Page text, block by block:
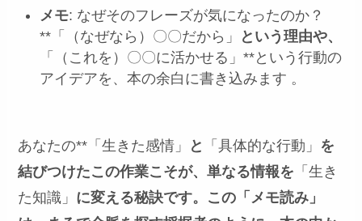
メモ: なぜそのフレーズが気になったのか？
**「（なぜなら）〇〇だから」
という理由や、
「（これを）〇〇に活かせる」**という行動の
アイデアを、本の余白に書き込みます 。
あなたの**「生きた感情」 と 「具体的な行動」 を
結びつけたこの作業こそが、単なる情報を 「生き
た知識」 に変える秘訣です。この「メモ読み」